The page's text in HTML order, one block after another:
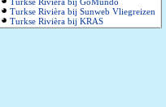
Turkse Rivièra bij GoMundo
Turkse Rivièra bij Sunweb Vliegreizen
Turkse Rivièra bij KRAS